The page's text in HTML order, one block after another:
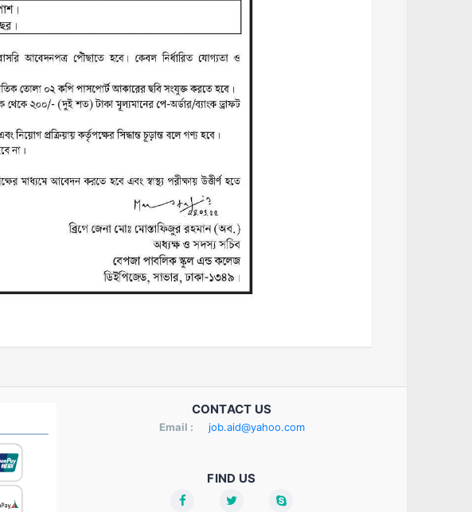
CONTACT US
Email : job.aid@yahoo.com
FIND US